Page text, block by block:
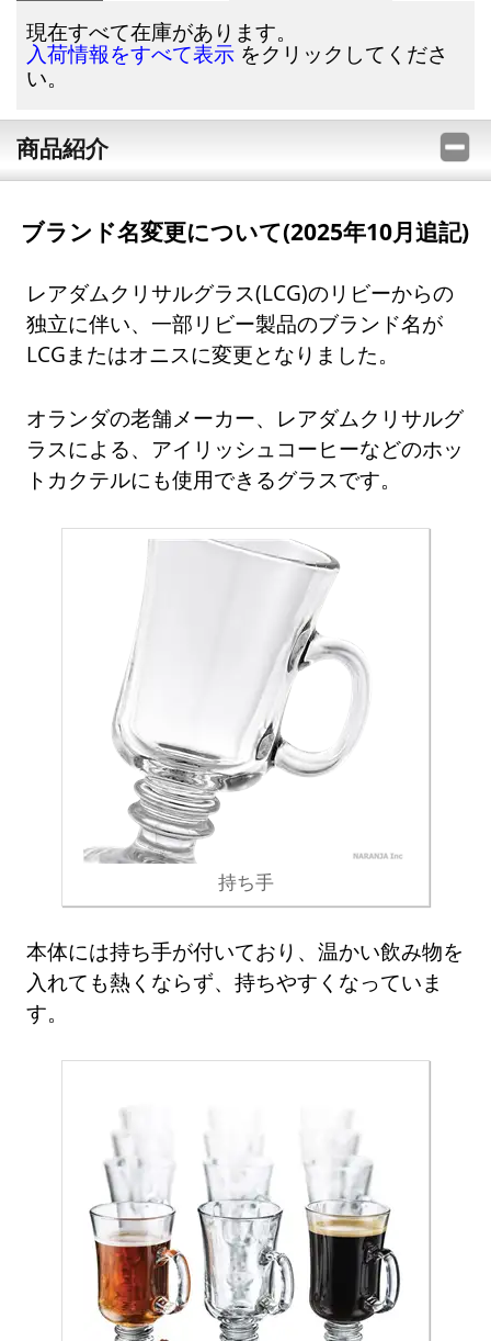
現在すべて在庫があります。
入荷情報をすべて表示 をクリックしてくださ
い。
商品紹介
ブランド名変更について(2025年10月追記)
レアダムクリサルグラス(LCG)のリビーからの
独立に伴い、一部リビー製品のブランド名が
LCGまたはオニスに変更となりました。
オランダの老舗メーカー、レアダムクリサルグ
ラスによる、アイリッシュコーヒーなどのホッ
トカクテルにも使用できるグラスです。
持ち手
本体には持ち手が付いており、温かい飲み物を
入れても熱くならず、持ちやすくなっていま
す。